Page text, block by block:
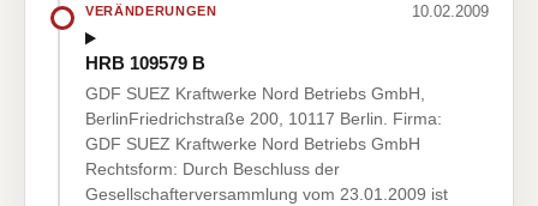
VERÄNDERUNGEN 10.02.2009
HRB 109579 B
GDF SUEZ Kraftwerke Nord Betriebs GmbH,
BerlinFriedrichstraße 200, 10117 Berlin. Firma:
GDF SUEZ Kraftwerke Nord Betriebs GmbH
Rechtsform: Durch Beschluss der
Gesellschafterversammlung vom 23.01.2009 ist